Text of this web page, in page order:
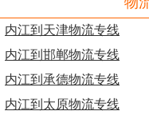
内江到天津物流专线
内江到邯郸物流专线
内江到承德物流专线
内江到太原物流专线